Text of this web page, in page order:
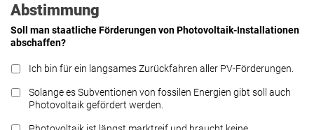
Abstimmung
Soll man staatliche Förderungen von Photovoltaik-Installationen
abschaffen?
Ich bin für ein langsames Zurückfahren aller PV-Förderungen.
Solange es Subventionen von fossilen Energien gibt soll auch
Photovoltaik gefördert werden.